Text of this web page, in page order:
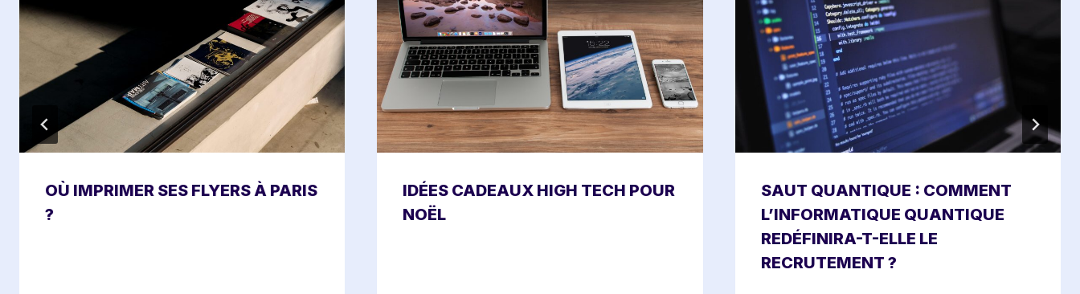
OÙ IMPRIMER SES FLYERS À PARIS
?
IDÉES CADEAUX HIGH TECH POUR
NOËL
SAUT QUANTIQUE : COMMENT
L’INFORMATIQUE QUANTIQUE
REDÉFINIRA-T-ELLE LE
RECRUTEMENT ?